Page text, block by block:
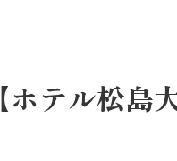
【ホテル松